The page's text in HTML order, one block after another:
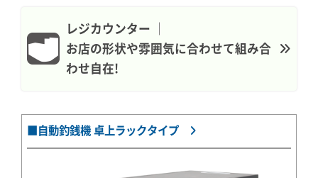
レジカウンター │
お店の形状や雰囲気に合わせて組み合
わせ自在!
■自動釣銭機 卓上ラックタイプ